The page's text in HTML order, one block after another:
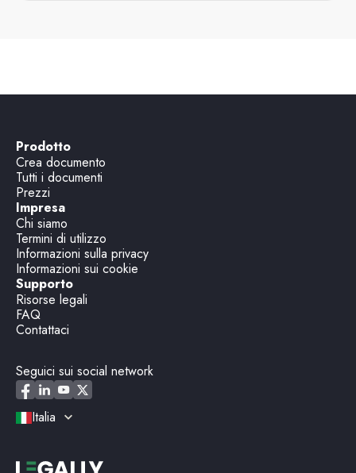
Prodotto
Crea documento
Tutti i documenti
Prezzi
Impresa
Chi siamo
Termini di utilizzo
Informazioni sulla privacy
Informazioni sui cookie
Supporto
Risorse legali
FAQ
Contattaci
Seguici sui social network
Italia